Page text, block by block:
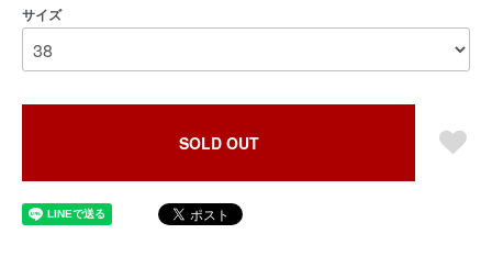
サイズ
SOLD OUT